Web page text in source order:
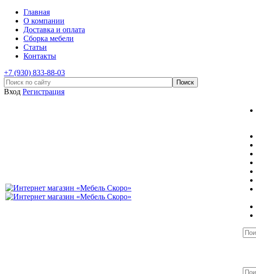
Главная
О компании
Доставка и оплата
Сборка мебели
Статьи
Контакты
+7 (930) 833-88-03
Вход Регистрация